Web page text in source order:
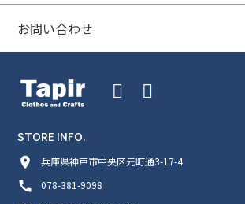
お問い合わせ
STORE INFO.
room
兵庫県神戸市中央区元町通3-17-4
call 078-381-9098